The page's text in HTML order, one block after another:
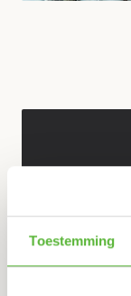
Toestemming